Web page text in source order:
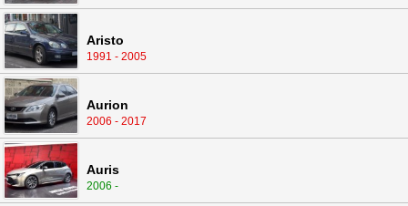
Aristo
1991 - 2005
Aurion
2006 - 2017
Auris
2006 -